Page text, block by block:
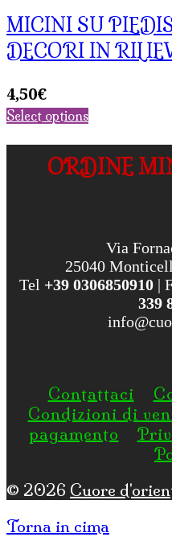
MICINI SU
DECORI IN
4,50€
Select options
ORDINE
Via
25040
Tel +39 0306850910 |
339
Contattaci
Condizioni di
pagamento
© 2026 Cuore
Torna in cima